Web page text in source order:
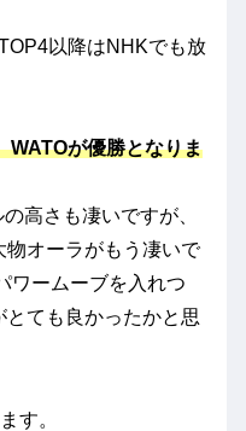
以降はNHKでも放
WATOが優勝となりま
高さも凄いですが、
オーラがもう凄いで
ームーブを入れつ
ても良かったかと思
す。